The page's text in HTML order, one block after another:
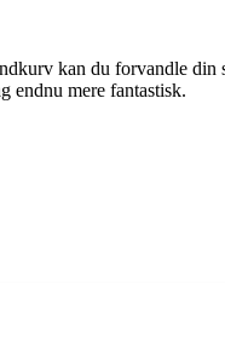
kan du forvandle
endnu mere fantastisk.